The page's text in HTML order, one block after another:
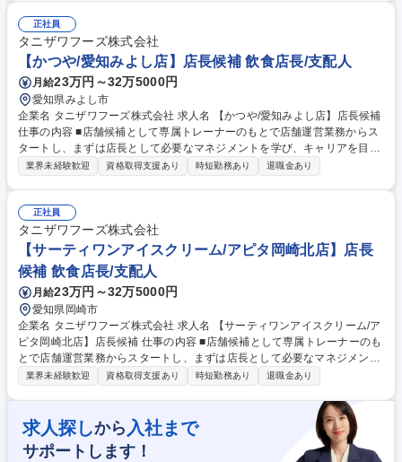
務などのキャリアパスが用意されています。 ★順調に店舗拡大が進んでお
り増員採用となります。★ 【教育研修】未経験の方でも安心して働き始め
られるようブランドごとにマニュアルやタブレット端末を使用した動画を
併用したトレーニングが受けれます。 募集職種 【知立市/飲食店店長候
補】半期1回4連休取得可！マルチブランド展開で安定感◎
正社員
タニザワフーズ株式会社
【かつや/愛知みよし店】店長候補 飲食店長/支配人
月給23万円～32万5000円
愛知県みよし市
企業名 タニザワフーズ株式会社 求人名 【かつや/愛知みよし店】店長候補
仕事の内容 ■店舗候補として専属トレーナーのもとで店舗運営業務からス
タートし、まずは店長として必要なマネジメントを学び、キャリアを目指
して頂きます。入社2年を目途に店長登用されるように教育をしていきま
調に店舗拡大が進んでおり増員採用となります。★ 【教育研修】未経験の
方でも安心して働き始められるようブランドごとにマニュアルやタブレッ
ト端末を使用した動画を併用したトレーニングが受けれます。 募集職種
【かつや/愛知みよし店】店長候補
業界未経験歓迎 資格取得支援あり 時短勤務あり 退職金あり
正社員
タニザワフーズ株式会社
【サーティワンアイスクリーム/アピタ岡崎北店】店長
候補 飲食店長/支配人
月給23万円～32万5000円
愛知県岡崎市
企業名 タニザワフーズ株式会社 求人名 【サーティワンアイスクリーム/ア
ピタ岡崎北店】店長候補 仕事の内容 ■店舗候補として専属トレーナーのも
とで店舗運営業務からスタートし、まずは店長として必要なマネジメント
を学び、キャリアを目指して頂きます。入社2年を目途に店長登用される
トマネジャー・エリアマネージャー・店舗開発業務などのキャリアパスが
用意されています。 ★順調に店舗拡大が進んでおり増員採用となります。
★ 【教育研修】未経験の方でも安心して働き始められるようブランドごと
にマニュアルやタブレット端末を使用した動画を併用したトレーニングが
業界未経験歓迎 資格取得支援あり 時短勤務あり 退職金あり
求人探しから 入社まで
サポートします！